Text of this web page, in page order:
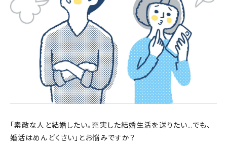
「素敵な人と結婚したい。充実した結婚生活を送りたい…でも、
婚活はめんどくさい」とお悩みですか？